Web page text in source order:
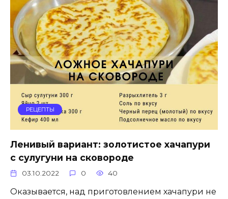
РЕЦЕПТЫ
Ленивый вариант: золотистое хачапури
с сулугуни на сковороде
03.10.2022 0 40
Оказывается, над приготовлением хачапури не